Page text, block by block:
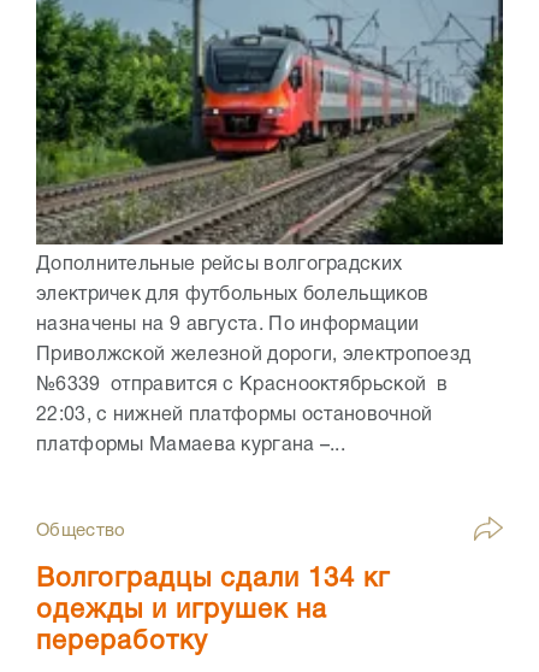
Дополнительные рейсы волгоградских
электричек для футбольных болельщиков
назначены на 9 августа. По информации
Приволжской железной дороги, электропоезд
№6339 отправится с Краснооктябрьской в
22:03, с нижней платформы остановочной
платформы Мамаева кургана –...
Общество
Волгоградцы сдали 134 кг
одежды и игрушек на
переработку